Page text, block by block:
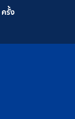
ครั้ง